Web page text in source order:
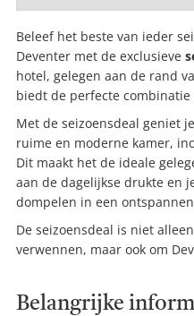
Beleef het beste van ieder
Deventer met de exclusieve
hotel, gelegen aan de rand
biedt de perfecte
Met de seizoensdeal geniet
ruime en moderne kamer,
Dit maakt het de ideale
aan de dagelijkse drukte en
dompelen in een
De seizoensdeal is niet
verwennen, maar ook om
Belangrijke